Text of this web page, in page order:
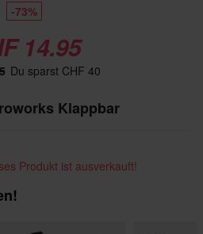
-73%
14.95
Du sparst CHF 40
Klappbar
Produkt ist ausverkauft!